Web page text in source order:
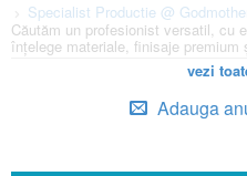
Specialist Productie @
Căutăm un profesionist versatil, cu
înțelege materiale, finisaje premium
vezi
Adauga